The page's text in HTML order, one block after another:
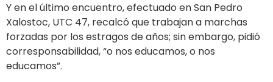
Y en el último encuentro, efectuado en San Pedro
Xalostoc, UTC 47, recalcó que trabajan a marchas
forzadas por los estragos de años; sin embargo, pidió
corresponsabilidad, “o nos educamos, o nos
educamos”.